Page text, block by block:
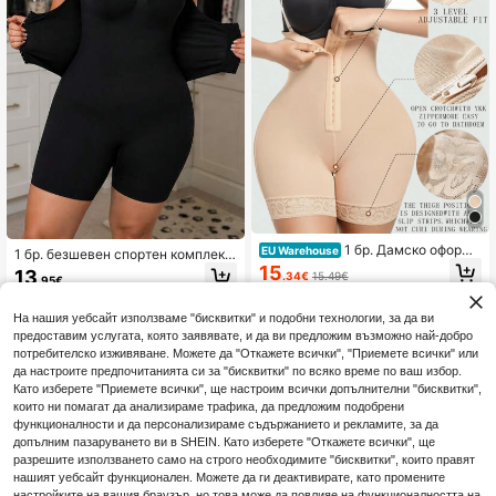
1 бр. безшевен спортен комплект
за йога за жени с голям размер,
с висока опора, отвеждащ влагат
а открито
13.95€
EU Warehouse 1 бр. Дамско оформя
що бельо, корсет за талия и повд
игане на дупето, оформяне на ця
лото тяло след операция, повдиг
ане на дупето, етап 2
15.34€ 15.49€
На нашия уебсайт използваме "бисквитки" и подобни технологии, за да ви
предоставим услугата, която заявявате, и да ви предложим възможно най-добро
потребителско изживяване. Можете да "Откажете всички", "Приемете всички" или
да настроите предпочитанията си за "бисквитки" по всяко време по ваш избор.
Като изберете "Приемете всички", ще настроим всички допълнителни "бисквитки",
които ни помагат да анализираме трафика, да предложим подобрени
функционалности и да персонализираме съдържанието и рекламите, за да
допълним пазаруването ви в SHEIN. Като изберете "Откажете всички", ще
разрешите използването само на строго необходимите "бисквитки", които правят
нашият уебсайт функционален. Можете да ги деактивирате, като промените